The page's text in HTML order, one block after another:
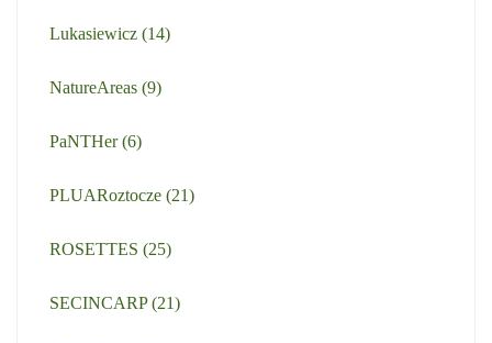
Lukasiewicz (14)
NatureAreas (9)
PaNTHer(6)
PLUARoztocze (21)
ROSETTES (25)
SECINCARP(21)